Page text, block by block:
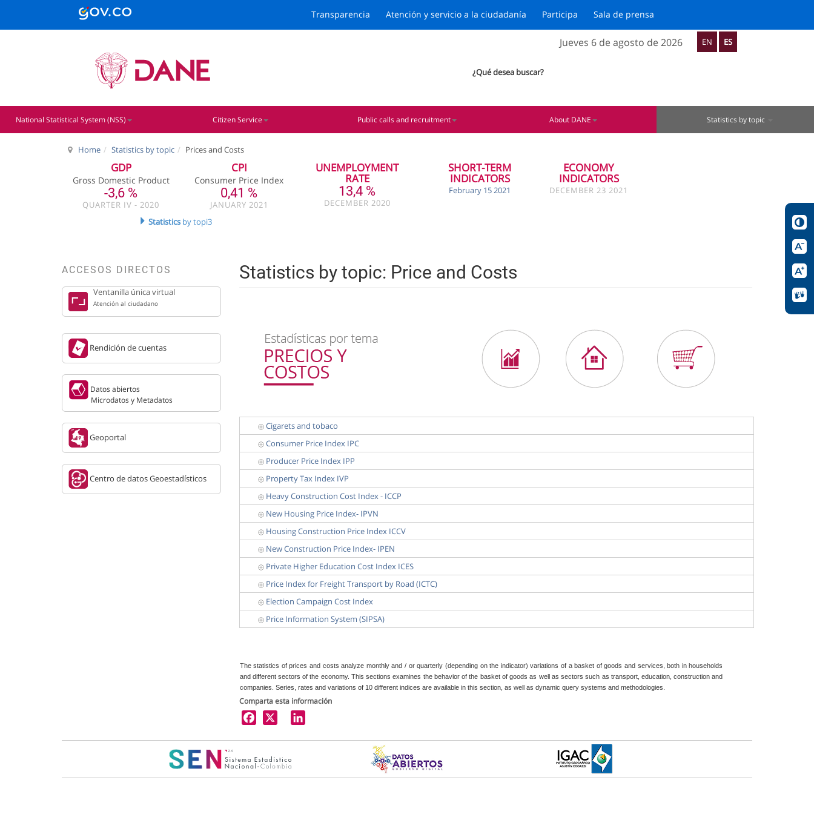
Transparencia Atención y servicio a la ciudadanía Participa Sala de prensa
Jueves 6 de agosto de 2026 EN ES
¿Qué desea buscar?
National Statistical System (NSS) Citizen Service Public calls and recruitment About DANE Statistics by topic
Home Statistics by topic Prices and Costs
GDP
Gross Domestic Product
-3,6 %
QUARTER IV - 2020
CPI
Consumer Price Index
0,41 %
JANUARY 2021
UNEMPLOYMENT
RATE
13,4 %
DECEMBER 2020
SHORT-TERM
INDICATORS
February 15 2021
ECONOMY
INDICATORS
DECEMBER 23 2021
Statistics by topi3
Statistics by topic: Price and Costs
Cigarets and tobaco
Consumer Price Index IPC
Producer Price Index IPP
Property Tax Index IVP
Heavy Construction Cost Index - ICCP
New Housing Price Index- IPVN
Housing Construction Price Index ICCV
New Construction Price Index- IPEN
Private Higher Education Cost Index ICES
Price Index for Freight Transport by Road (ICTC)
Election Campaign Cost Index
Price Information System (SIPSA)
The statistics of prices and costs analyze monthly and / or quarterly (depending on the indicator) variations of a basket of goods and services, both in households
and different sectors of the economy. This sections examines the behavior of the basket of goods as well as sectors such as transport, education, construction and
companies. Series, rates and variations of 10 different indices are available in this section, as well as dynamic query systems and methodologies.
Comparta esta información
X LinkedIn
ACCESOS DIRECTOS
Ventanilla única virtual
Atención al ciudadano
Rendición de cuentas
Datos abiertos
Microdatos y Metadatos
Geoportal
Centro de datos Geoestadísticos